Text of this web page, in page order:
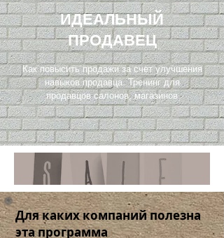
ИДЕАЛЬНЫЙ
ПРОДАВЕЦ
Как повысить продажи за счет улучшения
навыков продавца. Тренинг для
продавцов салонов, магазинов
Для каких компаний полезна
эта программа